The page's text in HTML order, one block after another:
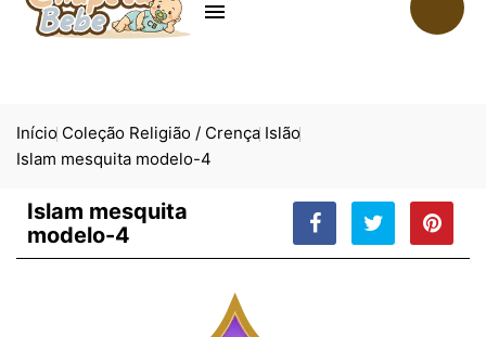

Início Coleção Religião / Crença Islão
Islam mesquita modelo-4
Islam mesquita
modelo-4